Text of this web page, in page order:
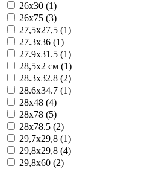
26x30 (1)
26x75 (3)
27,5x27,5 (1)
27.3x36 (1)
27.9x31.5 (1)
28,5x2 см (1)
28.3x32.8 (2)
28.6x34.7 (1)
28x48 (4)
28x78 (5)
28x78.5 (2)
29,7x29,8 (1)
29,8x29,8 (4)
29,8x60 (2)